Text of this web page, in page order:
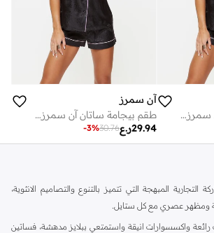
طقم بيجامة ساتان آن سمرز سيجنتشر
آن سمرز
طقم بيجامة ساتان آن سمرز سيجنتشر
ر.ع29.94
30.76
-3%
التجارية المبهجة التي تتميز بالتنوع والتصاميم الانثوية،
ومظهر عصري مع كل ستايل.
واكسسوارات انيقة واستمتعي ببلايز مدهشة، فساتين